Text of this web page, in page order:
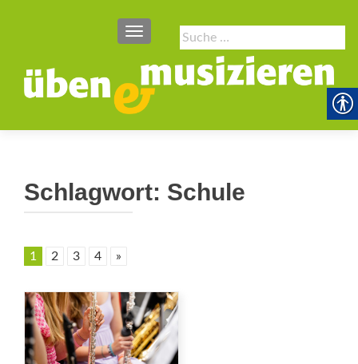
Suche
nach:
SCHALTE NAVIGATION
Schlagwort: Schule
1 2 3 4 »